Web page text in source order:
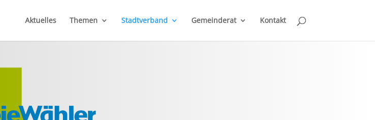
Aktuelles Themen Stadtverband Gemeinderat Kontakt